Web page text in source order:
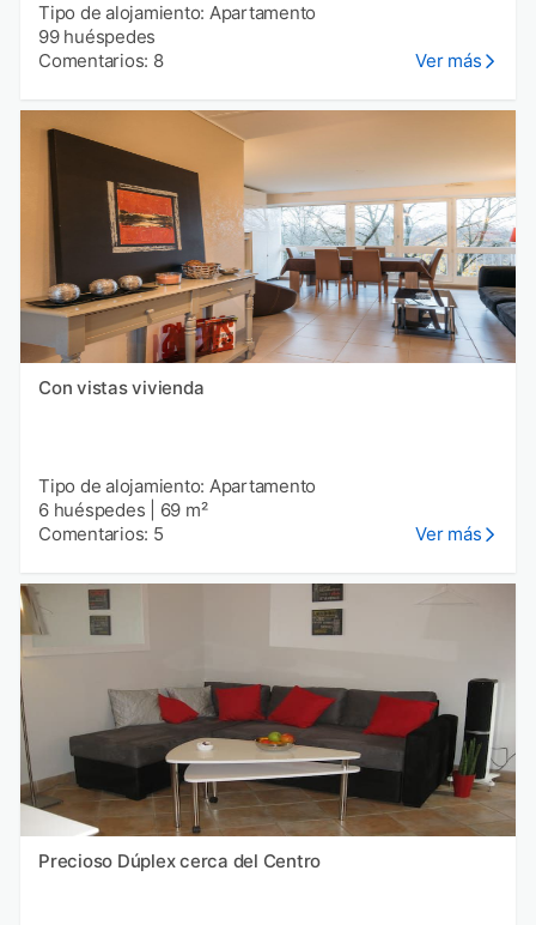
Tipo de alojamiento: Apartamento
99 huéspedes
Comentarios: 8
Ver más
Con vistas vivienda
Tipo de alojamiento: Apartamento
6 huéspedes
69 m²
Comentarios: 5
Ver más
Precioso Dúplex cerca del Centro